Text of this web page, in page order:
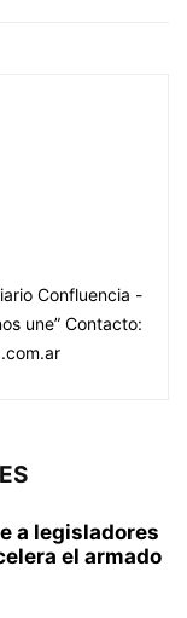
Confluencia -
une” Contacto:
a legisladores
el armado